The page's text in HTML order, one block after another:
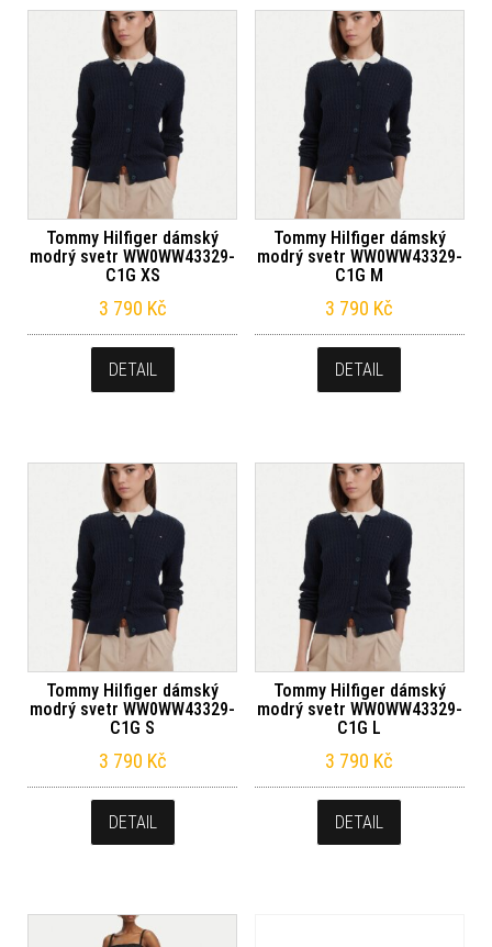
Tommy Hilfiger dámský
modrý svetr WW0WW43329-
C1G XS
3 790 Kč
DETAIL
Tommy Hilfiger dámský
modrý svetr WW0WW43329-
C1G M
3 790 Kč
DETAIL
Tommy Hilfiger dámský
modrý svetr WW0WW43329-
C1G S
3 790 Kč
DETAIL
Tommy Hilfiger dámský
modrý svetr WW0WW43329-
C1G L
3 790 Kč
DETAIL